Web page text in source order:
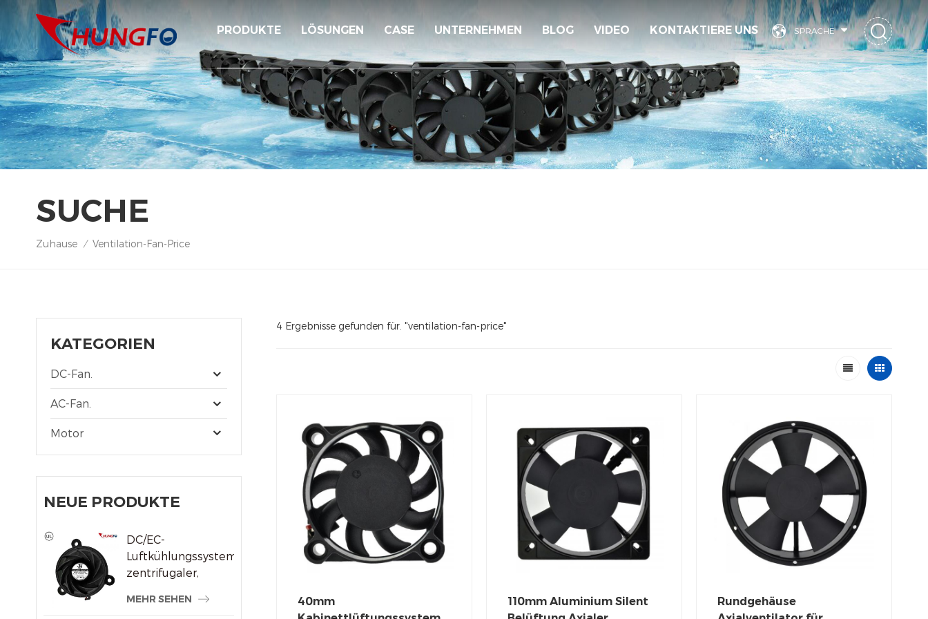
SPRACHE
PRODUKTE LÖSUNGEN CASE UNTERNEHMEN BLOG VIDEO KONTAKTIERE UNS
SUCHE
Zuhause / Ventilation-Fan-Price
KATEGORIEN
DC-Fan.
AC-Fan.
Motor
NEUE PRODUKTE
DC/EC-
Luftkühlungssystem,
zentrifugaler,
Kühlerlüfter
MEHR SEHEN
4 Ergebnisse gefunden für. "ventilation-fan-price"
40mm
110mm Aluminium Silent
Rundgehäuse